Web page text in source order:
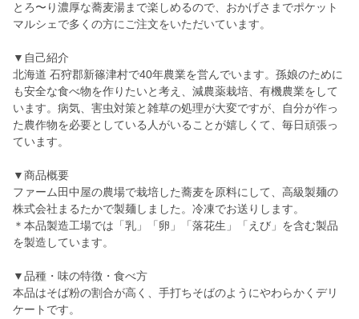
とろ〜り濃厚な蕎麦湯まで楽しめるので、おかげさまでポケット
マルシェで多くの方にご注文をいただいています。
▼自己紹介
北海道 石狩郡新篠津村で40年農業を営んでいます。孫娘のために
も安全な食べ物を作りたいと考え、減農薬栽培、有機農業をして
います。病気、害虫対策と雑草の処理が大変ですが、自分が作っ
た農作物を必要としている人がいることが嬉しくて、毎日頑張っ
ています。
▼商品概要
ファーム田中屋の農場で栽培した蕎麦を原料にして、高級製麺の
株式会社まるたかで製麺しました。冷凍でお送りします。
＊本品製造工場では「乳」「卵」「落花生」「えび」を含む製品
を製造しています。
▼品種・味の特徴・食べ方
本品はそば粉の割合が高く、手打ちそばのようにやわらかくデリ
ケートです。